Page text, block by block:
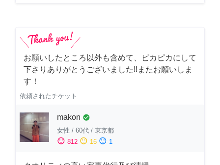
お願いしたところ以外も含めて、ピカピカにして
下さりありがとうございました‼️またお願いしま
す！
依頼されたチケット
makon check_circle
女性 / 60代 / 東京都
sentiment_satisfied 812 sentiment_neutral 16 sentiment_dissatisfied 1